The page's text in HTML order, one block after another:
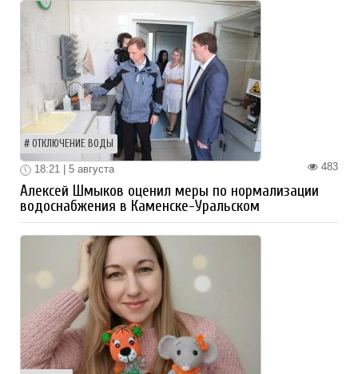
ОТКЛЮЧЕНИЕ ВОДЫ
483
18:21 | 5 августа
Алексей Шмыков оценил меры по нормализации
водоснабжения в Каменске-Уральском